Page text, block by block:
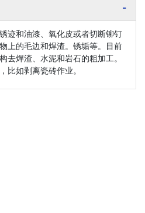
迹和油漆、氧化皮或者切断铆钉
上的毛边和焊渣。锈垢等。目前
去焊渣、水泥和岩石的粗加工。
比如剥离瓷砖作业。